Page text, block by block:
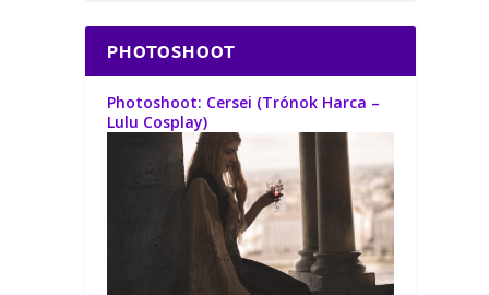
PHOTOSHOOT
Photoshoot: Cersei (Trónok Harca –
Lulu Cosplay)